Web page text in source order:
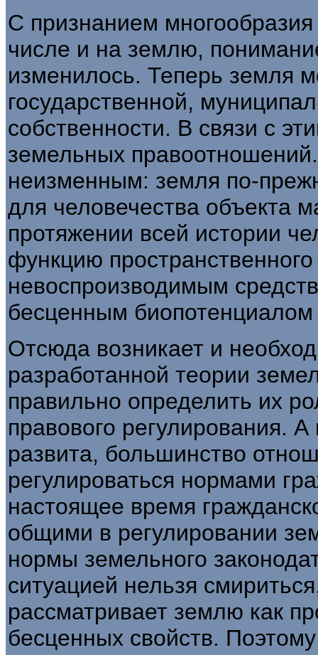
С признанием
числе и на землю,
изменилось. Теперь земля
государственной,
собственности. В связи с
земельных
неизменным: земля по-
для человечества объек­та
протяжении всей истории
функцию
невоспроизводимым
бесценным
Отсюда возникает и
разра­ботанной теории
правильно опре­делить их
правового регулирования.
развита, большинство
регулироваться нормами
настоящее время
общими в регулировании
нормы земельного
ситуацией нельзя
рассматривает землю как
бесценных свойств.